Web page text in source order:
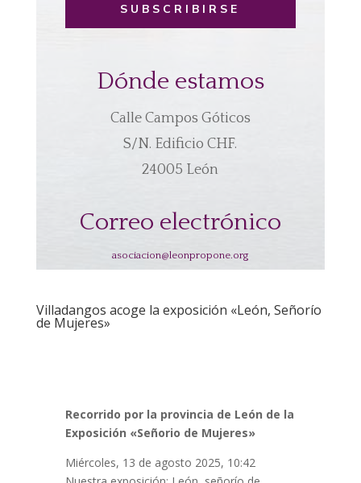
SUBSCRIBIRSE
Dónde estamos
Calle Campos Góticos
S/N. Edificio CHF.
24005 León
Correo electrónico
asociacion@leonpropone.org
Villadangos acoge la exposición «León, Señorío
de Mujeres»
Recorrido por la provincia de León de la
Exposición «Señorio de Mujeres»
Miércoles, 13 de agosto 2025, 10:42